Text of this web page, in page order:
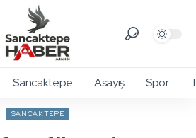
Sancaktepe Asayiş Spor
SANCAKTEPE